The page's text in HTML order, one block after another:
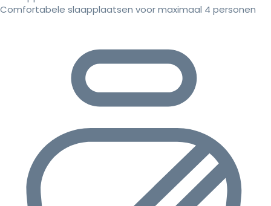
Comfortabele slaapplaatsen voor maximaal 4 personen